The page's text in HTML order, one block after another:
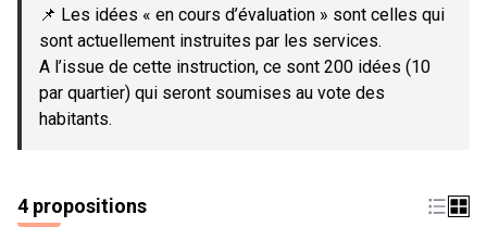
📌 Les idées « en cours d’évaluation » sont celles qui
sont actuellement instruites par les services.
A l’issue de cette instruction, ce sont 200 idées (10
par quartier) qui seront soumises au vote des
habitants.
4 propositions